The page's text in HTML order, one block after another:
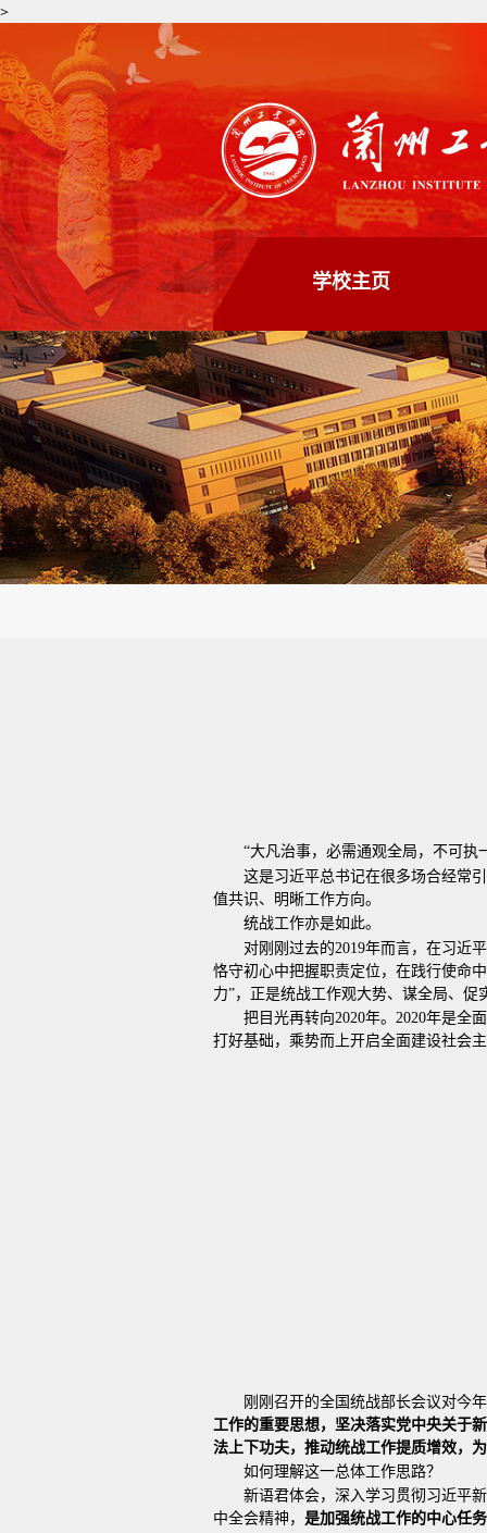
>
学校主页
“大凡治事，必需通观全局，不可执
这是习近平总书记在很多场合经常
值共识、明晰工作方向。
统战工作亦是如此。
对刚刚过去的2019年而言，在习近
恪守初心中把握职责定位，在践行使命
力”，正是统战工作观大势、谋全局、促
把目光再转向2020年。2020年是全
打好基础，乘势而上开启全面建设社会
刚刚召开的全国统战部长会议对
工作的重要思想，坚决落实党中央关于
法上下功夫，推动统战工作提质增效，
如何理解这一总体工作思路？
新语君体会，深入学习贯彻习近平
中全会精神， 是加强统战工作的中心任